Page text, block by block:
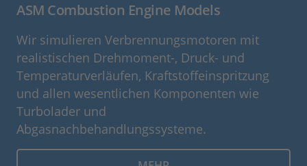
ASM Combustion Engine Models
Wir simulieren Verbrennungsmotoren mit
realistischen Drehmoment-, Druck- und
Temperaturverläufen, Kraftstoffeinspritzung
und allen wesentlichen Komponenten wie
Turbolader und
Abgasnachbehandlungssysteme.